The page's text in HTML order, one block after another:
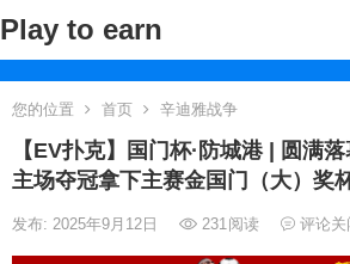
Play to earn
您的位置 首页 辛迪雅战争
【EV扑克】国门杯·防城港 | 圆满
主场夺冠拿下主赛金国门（大）奖
发布: 2025年9月12日 231阅读 评论关